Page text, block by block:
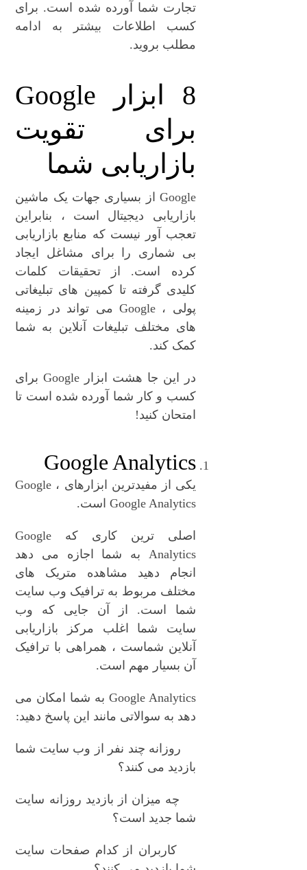
تجارت شما آورده شده است. برای
کسب اطلاعات بیشتر به ادامه
مطلب بروید.
8 ابزار Google
برای تقویت
بازاریابی شما
Google از بسیاری جهات یک ماشین
بازاریابی دیجیتال است ، بنابراین
تعجب آور نیست که منابع بازاریابی
بی شماری را برای مشاغل ایجاد
کرده است. از تحقیقات کلمات
کلیدی گرفته تا کمپین های تبلیغاتی
پولی ، Google می تواند در زمینه
های مختلف تبلیغات آنلاین به شما
کمک کند.
در این جا هشت ابزار Google برای
کسب و کار شما آورده شده است تا
امتحان کنید!
Google Analytics
یکی از مفیدترین ابزارهای Google ،
Google Analytics است.
اصلی ترین کاری که Google
Analytics به شما اجازه می دهد
انجام دهید مشاهده متریک های
مختلف مربوط به ترافیک وب سایت
شما است. از آن جایی که وب
سایت شما اغلب مرکز بازاریابی
آنلاین شماست ، همراهی با ترافیک
آن بسیار مهم است.
Google Analytics به شما امکان می
دهد به سوالاتی مانند این پاسخ دهید:
روزانه چند نفر از وب سایت شما
بازدید می کنند؟
چه میزان از بازدید روزانه سایت
شما جدید است؟
کاربران از کدام صفحات سایت